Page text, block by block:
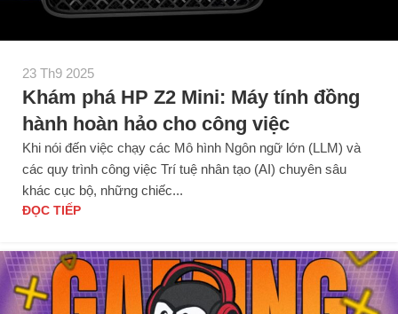
23 Th9 2025
Khám phá HP Z2 Mini: Máy tính đồng
hành hoàn hảo cho công việc
Khi nói đến việc chạy các Mô hình Ngôn ngữ lớn (LLM) và
các quy trình công việc Trí tuệ nhân tạo (AI) chuyên sâu
khác cục bộ, những chiếc...
ĐỌC TIẾP